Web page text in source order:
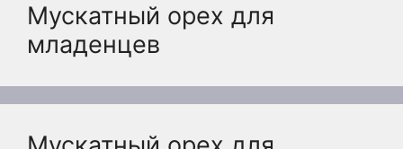
Мускатный орех для
младенцев